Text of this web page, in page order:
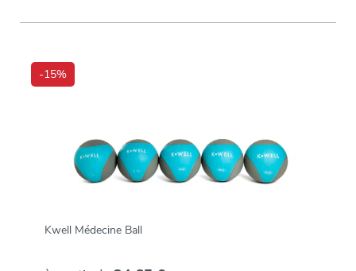
-15%
Kwell Médecine Ball